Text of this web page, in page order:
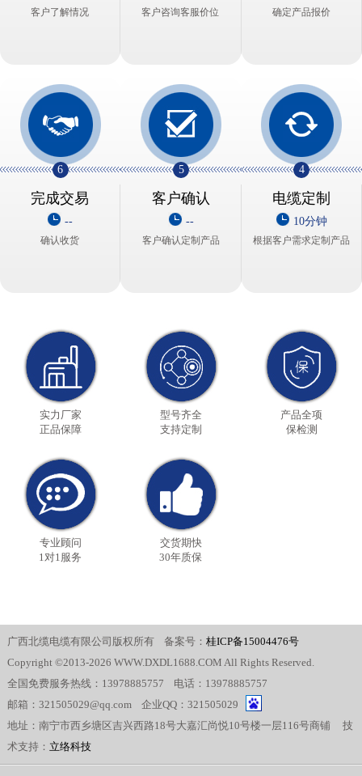
客户了解情况 客户咨询客服价位 确定产品报价
4
电缆定制
10分钟
根据客户需求定制产品
5
客户确认
--
客户确认定制产品
6
完成交易
--
确认收货
实力厂家
正品保障
型号齐全
支持定制
产品全项
保检测
专业顾问
1对1服务
交货期快
30年质保
广西北缆电缆有限公司版权所有 备案号： 桂ICP备15004476号
Copyright ©2013-2026 WWW.DXDL1688.COM All Rights Reserved.
全国免费服务热线：13978885757 电话：13978885757
邮箱：321505029@qq.com 企业QQ：321505029
地址：南宁市西乡塘区吉兴西路18号大嘉汇尚悦10号楼一层116号商铺 技
术支持： 立络科技